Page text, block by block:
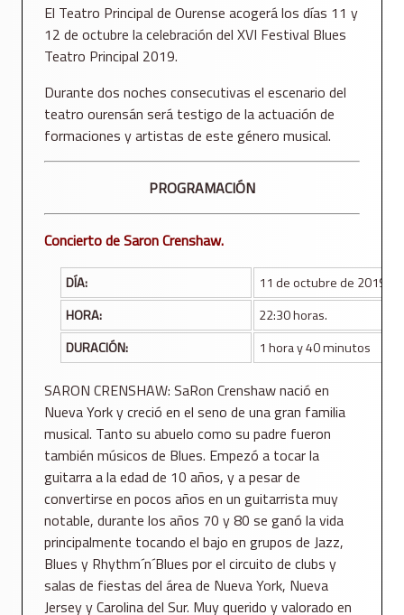
El Teatro Principal de Ourense acogerá los días 11 y
12 de octubre la celebración del XVI Festival Blues
Teatro Principal 2019.
Durante dos noches consecutivas el escenario del
teatro ourensán será testigo de la actuación de
formaciones y artistas de este género musical.
PROGRAMACIÓN
Concierto deSaron Crenshaw.
DÍA:
11 de octubre de 2019
HORA:
22:30 horas.
DURACIÓN:
1 hora y 40 minutos
SARON CRENSHAW: SaRon Crenshaw nació en
Nueva York y creció en el seno de una gran familia
musical. Tanto su abuelo como su padre fueron
también músicos de Blues. Empezó a tocar la
guitarra a la edad de 10 años, y a pesar de
convertirse en pocos años en un guitarrista muy
notable, durante los años 70 y 80 se ganó la vida
principalmente tocando el bajo en grupos de Jazz,
Blues y Rhythm´n´Blues por el circuito de clubs y
salas de fiestas del área de Nueva York, Nueva
Jersey y Carolina del Sur. Muy querido y valorado en